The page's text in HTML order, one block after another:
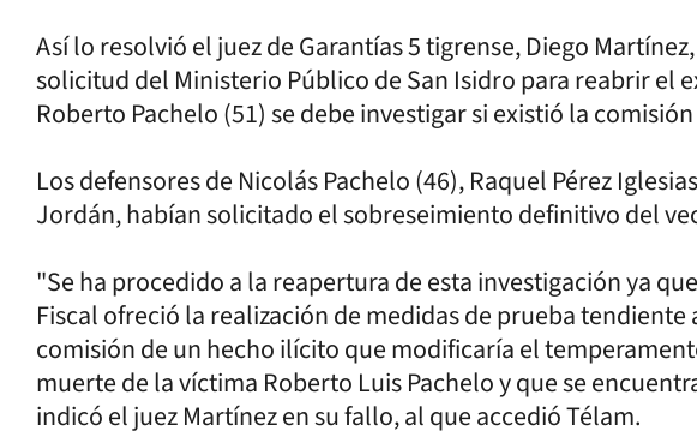
Así lo resolvió el juez de Garantías 5 tigrense, Diego
solicitud del Ministerio Público de San Isidro para reabrir el
Roberto Pachelo (51) se debe investigar si existió la
Los defensores de Nicolás Pachelo (46), Raquel Pérez
Jordán, habían solicitado el sobreseimiento definitivo del
"Se ha procedido a la reapertura de esta investigación ya
Fiscal ofreció la realización de medidas de prueba
comisión de un hecho ilícito que modificaría el
muerte de la víctima Roberto Luis Pachelo y que se
indicó el juez Martínez en su fallo, al que accedió Télam.